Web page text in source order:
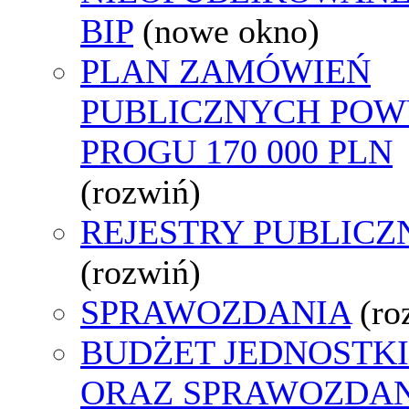
BIP (nowe okno)
PLAN ZAMÓWIEŃ
PUBLICZNYCH
PROGU 170 000 PLN
(rozwiń)
REJESTRY
(rozwiń)
SPRAWOZDANIA
BUDŻET JEDNOSTKI
ORAZ